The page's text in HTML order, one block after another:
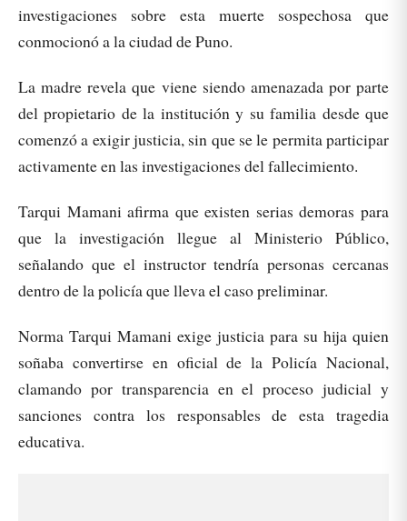
investigaciones sobre esta muerte sospechosa que
conmocionó a la ciudad de Puno.
La madre revela que viene siendo amenazada por parte
del propietario de la institución y su familia desde que
comenzó a exigir justicia, sin que se le permita participar
activamente en las investigaciones del fallecimiento.
Tarqui Mamani afirma que existen serias demoras para
que la investigación llegue al Ministerio Público,
señalando que el instructor tendría personas cercanas
dentro de la policía que lleva el caso preliminar.
Norma Tarqui Mamani exige justicia para su hija quien
soñaba convertirse en oficial de la Policía Nacional,
clamando por transparencia en el proceso judicial y
sanciones contra los responsables de esta tragedia
educativa.